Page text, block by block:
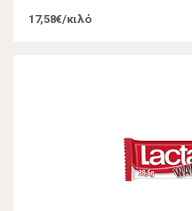
17,58€/κιλό